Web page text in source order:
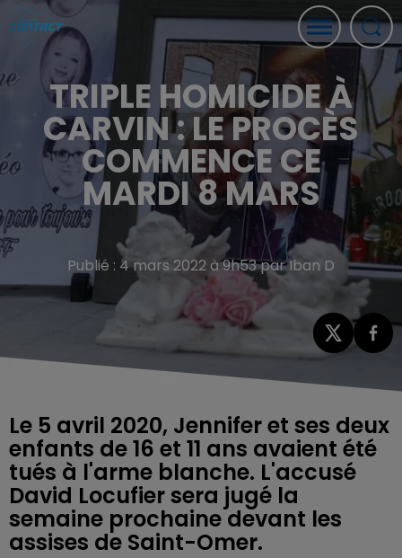
TRIPLE HOMICIDE À
CARVIN : LE PROCÈS
COMMENCE CE
MARDI 8 MARS
Publié : 4 mars 2022 à 9h53 par Iban D
Le 5 avril 2020, Jennifer et ses deux
enfants de 16 et 11 ans avaient été
tués à l'arme blanche. L'accusé
David Locufier sera jugé la
semaine prochaine devant les
assises de Saint-Omer.